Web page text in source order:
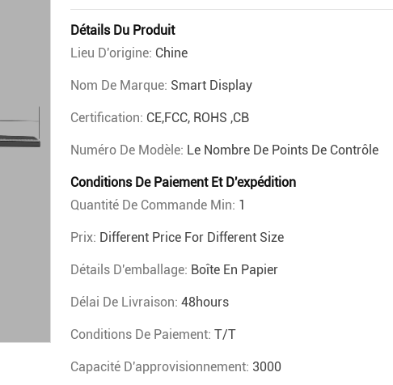
Détails Du Produit
Lieu D'origine: Chine
Nom De Marque: Smart Display
Certification: CE,FCC, ROHS ,CB
Numéro De Modèle: Le Nombre De Points De Contrôle
Conditions De Paiement Et D'expédition
Quantité De Commande Min: 1
Prix: Different Price For Different Size
Détails D'emballage: Boîte En Papier
Délai De Livraison: 48hours
Conditions De Paiement: T/T
Capacité D'approvisionnement: 3000